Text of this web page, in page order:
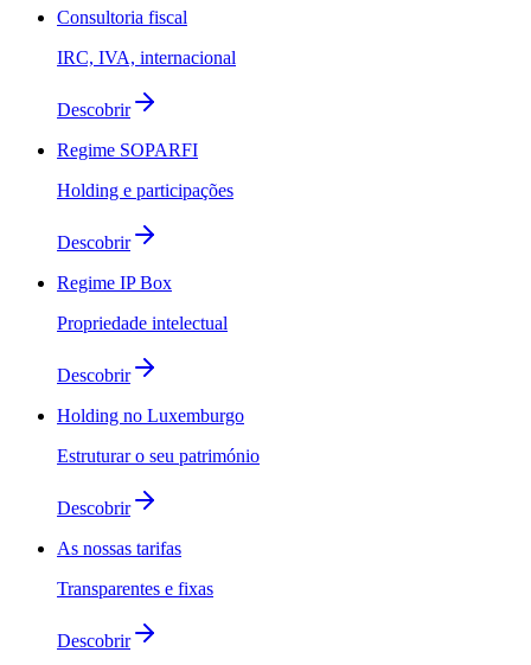
Consultoria fiscal
IRC, IVA, internacional
Descobrir
Regime SOPARFI
Holding e participações
Descobrir
Regime IP Box
Propriedade intelectual
Descobrir
Holding no Luxemburgo
Estruturar o seu património
Descobrir
As nossas tarifas
Transparentes e fixas
Descobrir